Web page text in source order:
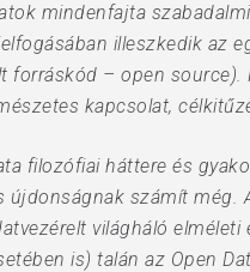
to close
mindenfajta
illeszkedik az
forráskód – open
kapcsolat,
filozófiai háttere és
újdonságnak számít még.
világháló
is) talán az Open